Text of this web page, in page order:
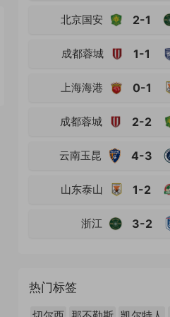
北京国安 2-1
成都蓉城 1-1
上海海港 0-1
成都蓉城 2-2
云南玉昆 4-3
山东泰山 1-2
浙江 3-2
热门标签